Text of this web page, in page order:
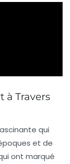
à Travers
qui
et de
ont marqué